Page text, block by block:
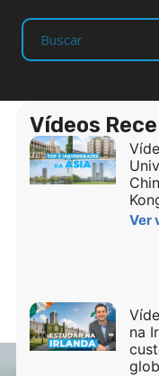
Vídeos
Ver
na